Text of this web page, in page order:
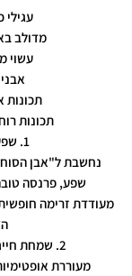
עגילי
מדולב
עשוי
תכונות
תכונות
1. שפע והצלחה:
נחשבת ל"אבן
שפע, פרנסה
מעודדת זרימה
2. שמחת חיים ואנרגיה חיובית:
מעוררת